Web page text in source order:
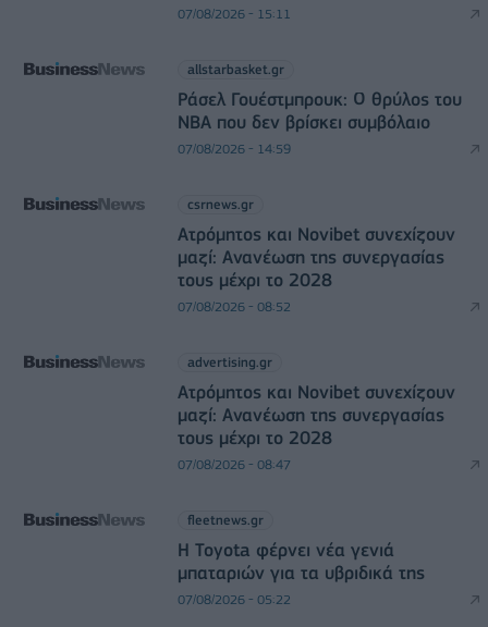
07/08/2026 - 15:11
allstarbasket.gr
Ράσελ Γουέστμπρουκ: Ο θρύλος του
NBA που δεν βρίσκει συμβόλαιο
07/08/2026 - 14:59
csrnews.gr
Ατρόμητος και Novibet συνεχίζουν
μαζί: Ανανέωση της συνεργασίας
τους μέχρι το 2028
07/08/2026 - 08:52
advertising.gr
Ατρόμητος και Novibet συνεχίζουν
μαζί: Ανανέωση της συνεργασίας
τους μέχρι το 2028
07/08/2026 - 08:47
fleetnews.gr
Η Toyota φέρνει νέα γενιά
μπαταριών για τα υβριδικά της
07/08/2026 - 05:22